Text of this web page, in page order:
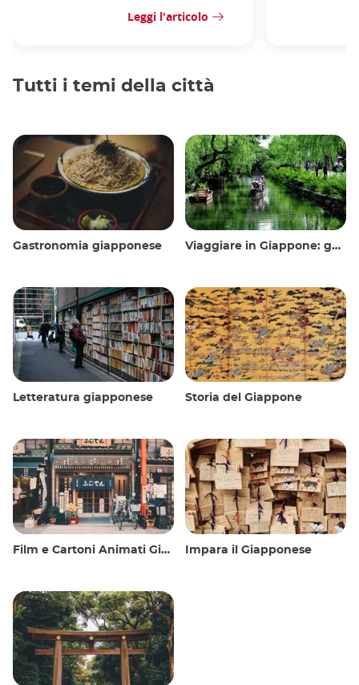
Leggi l'articolo
Tutti i temi della città
Gastronomia giapponese Viaggiare in Giappone: guida e consigli
Letteratura giapponese Storia del Giappone
Film e Cartoni Animati Giapponesi Impara il Giapponese